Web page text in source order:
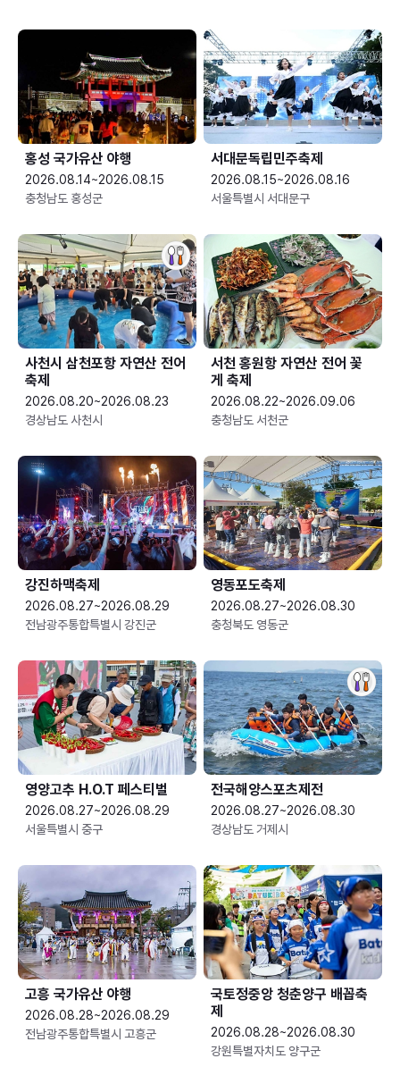
홍성 국가유산 야행
2026.08.14~2026.08.15
충청남도 홍성군
서대문독립민주축제
2026.08.15~2026.08.16
서울특별시 서대문구
사천시 삼천포항 자연산 전어
축제
2026.08.20~2026.08.23
경상남도 사천시
서천 홍원항 자연산 전어 꽃
게 축제
2026.08.22~2026.09.06
충청남도 서천군
강진하맥축제
2026.08.27~2026.08.29
전남광주통합특별시 강진군
영동포도축제
2026.08.27~2026.08.30
충청북도 영동군
영양고추 H.O.T 페스티벌
2026.08.27~2026.08.29
서울특별시 중구
전국해양스포츠제전
2026.08.27~2026.08.30
경상남도 거제시
고흥 국가유산 야행
2026.08.28~2026.08.29
전남광주통합특별시 고흥군
국토정중앙 청춘양구 배꼽축
제
2026.08.28~2026.08.30
강원특별자치도 양구군